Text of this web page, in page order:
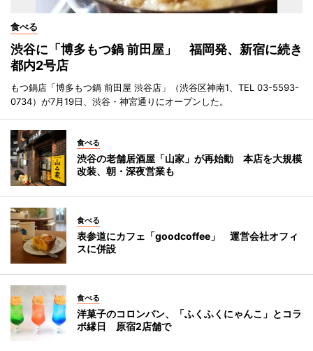
食べる
渋谷に「博多もつ鍋 前田屋」 福岡発、新宿に続き
都内2号店
もつ鍋店「博多もつ鍋 前田屋 渋谷店」（渋谷区神南1、TEL 03-5593-
0734）が7月19日、渋谷・神宮通りにオープンした。
食べる
渋谷の老舗居酒屋「山家」が再始動 本店を大規模
改装、朝・深夜営業も
食べる
表参道にカフェ「goodcoffee」 運営会社オフィ
スに併設
食べる
洋菓子のコロンバン、「ふくふくにゃんこ」とコラ
ボ縁日 原宿2店舗で